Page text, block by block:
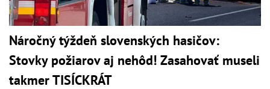
Náročný týždeň slovenských hasičov:
Stovky požiarov aj nehôd! Zasahovať museli
takmer TISÍCKRÁT